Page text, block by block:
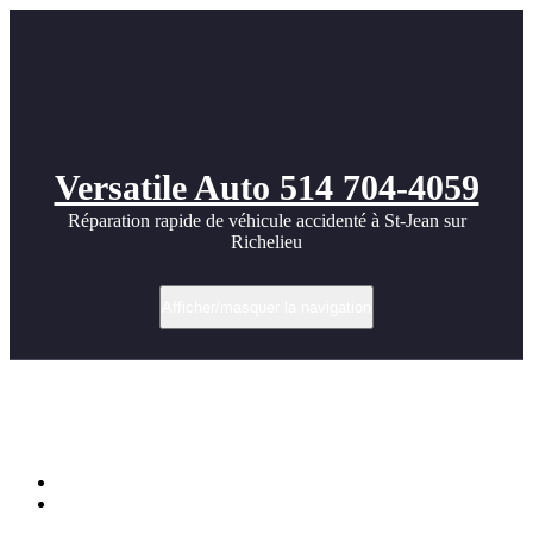
Versatile Auto 514 704-4059
Réparation rapide de véhicule accidenté à St-Jean sur
Richelieu